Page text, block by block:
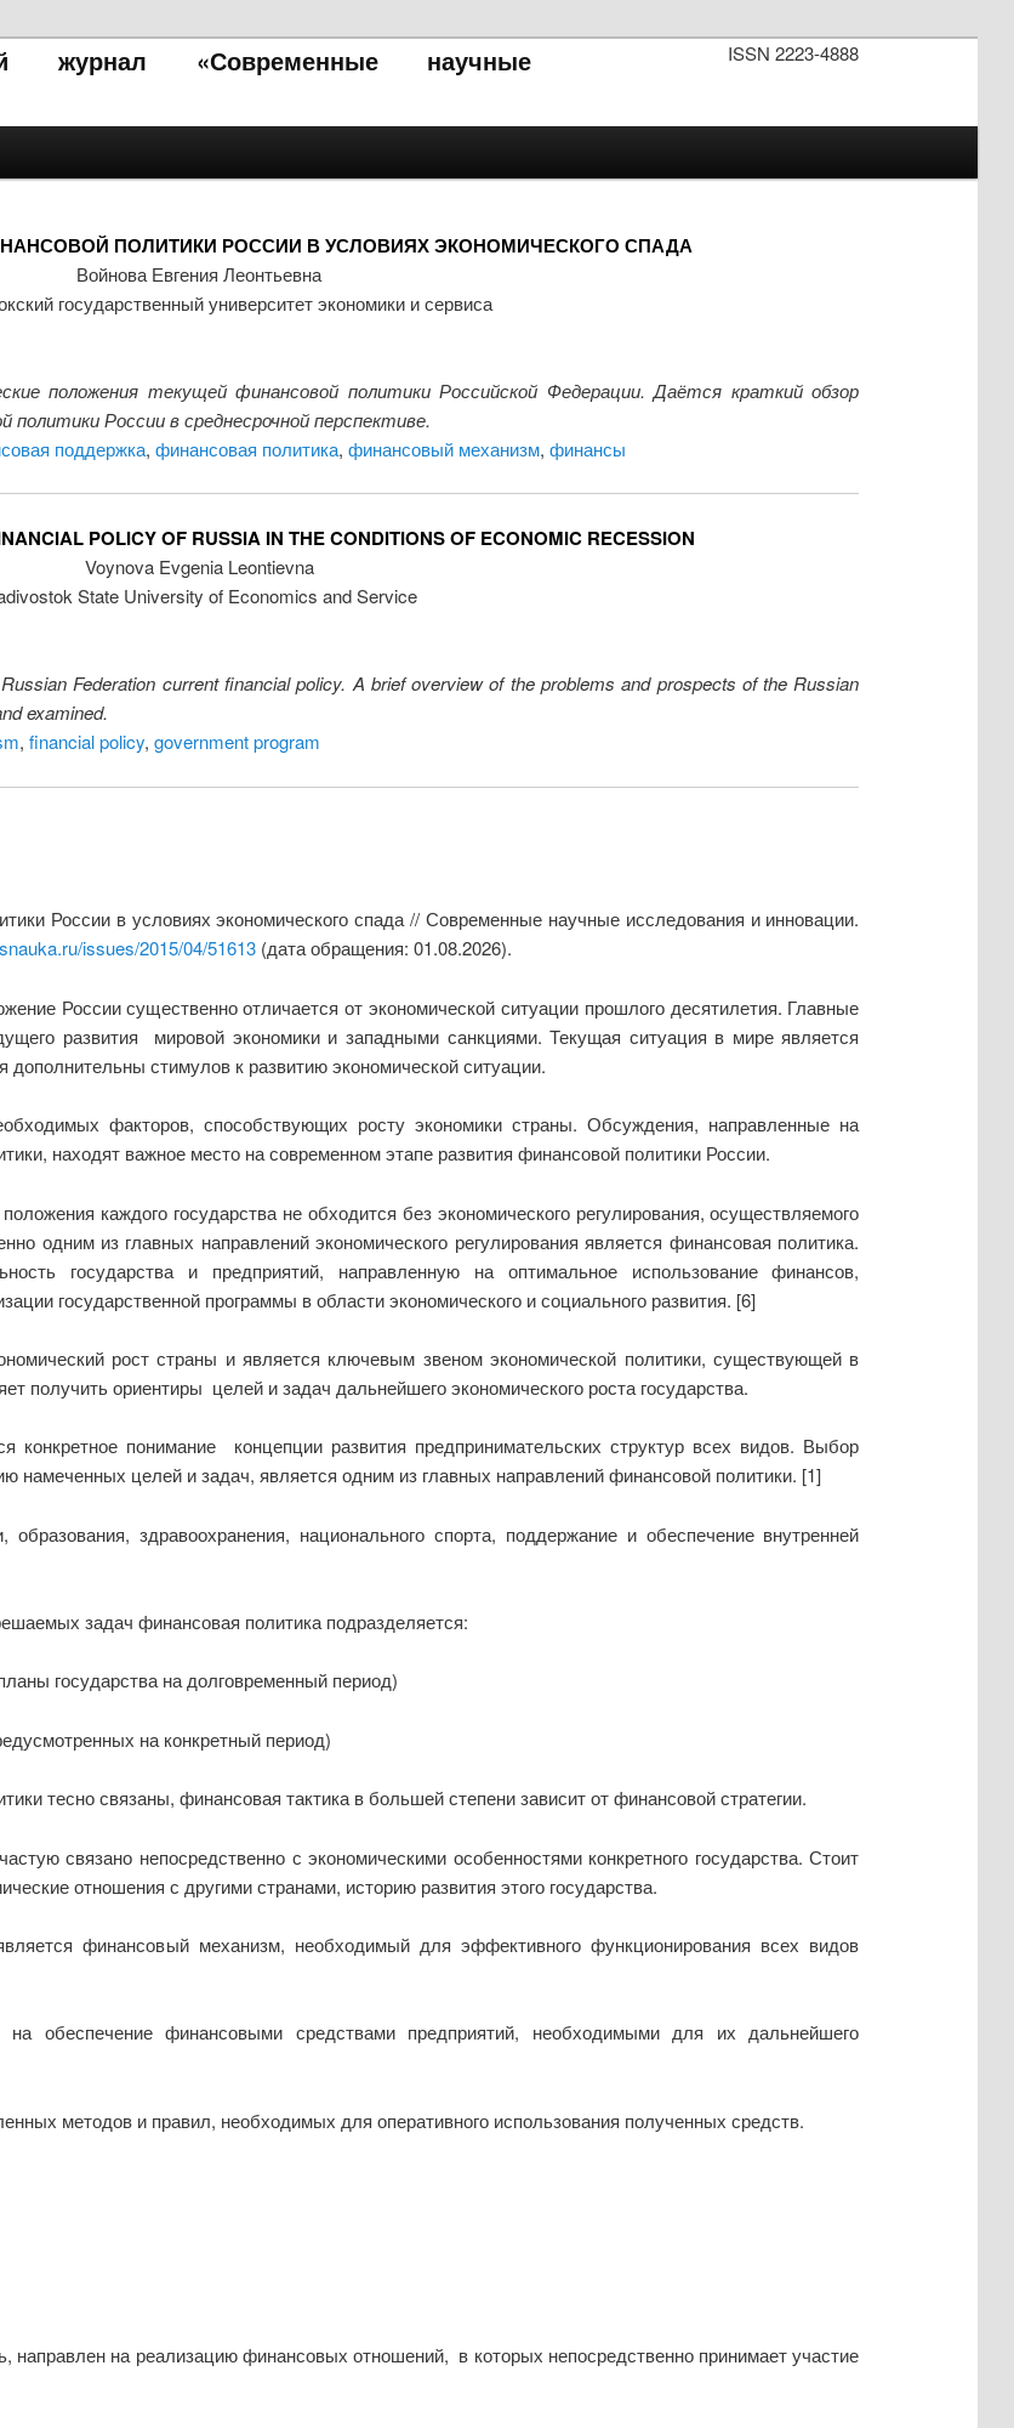
ISSN 2223-4888
журнал «Современные научные
ПОЛИТИКИ РОССИИ В УСЛОВИЯХ ЭКОНОМИЧЕСКОГО СПАДА
Войнова Евгения Леонтьевна
государственный университет экономики и сервиса
положения текущей финансовой политики Российской Федерации. Даётся краткий обзор
России в среднесрочной перспективе.
поддержка, финансовая политика, финансовый механизм, финансы
POLICY OF RUSSIA IN THE CONDITIONS OF ECONOMIC RECESSION
Voynova Evgenia Leontievna
State University of Economics and Service
Federation current financial policy. A brief overview of the problems and prospects of the Russian
examined.
, financial policy, government program
России в условиях экономического спада // Современные научные исследования и инновации.
issues/2015/04/51613(дата обращения: 01.08.2026).
России существенно отличается от экономической ситуации прошлого десятилетия. Главные
развития мировой экономики и западными санкциями. Текущая ситуация в мире является
стимулов к развитию экономической ситуации.
факторов, способствующих росту экономики страны. Обсуждения, направленные на
находят важное место на современном этапе развития финансовой политики России.
каждого государства не обходится без экономического регулирования, осуществляемого
одним из главных направлений экономического регулирования является финансовая политика.
государства и предприятий, направленную на оптимальное использование финансов,
государственной программы в области экономического и социального развития. [6]
рост страны и является ключевым звеном экономической политики, существующей в
получить ориентиры целей и задач дальнейшего экономического роста государства.
конкретное понимание концепции развития предпринимательских структур всех видов. Выбор
намеченных целей и задач, является одним из главных направлений финансовой политики. [1]
здравоохранения, национального спорта, поддержание и обеспечение внутренней
задач финансовая политика подразделяется:
государства на долговременный период)
на конкретный период)
тесно связаны, финансовая тактика в большей степени зависит от финансовой стратегии.
связано непосредственно с экономическими особенностями конкретного государства. Стоит
отношения с другими странами, историю развития этого государства.
финансовый механизм, необходимый для эффективного функционирования всех видов
обеспечение финансовыми средствами предприятий, необходимыми для их дальнейшего
методов и правил, необходимых для оперативного использования полученных средств.
на реализацию финансовых отношений, в которых непосредственно принимает участие